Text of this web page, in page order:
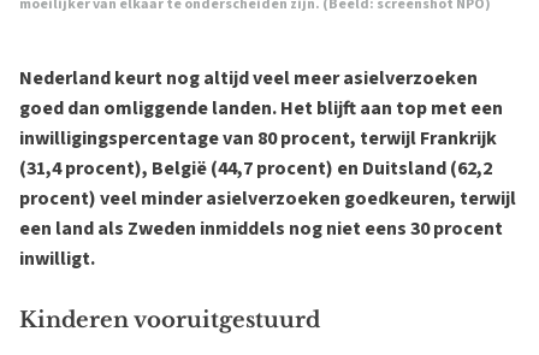
moeilijker van elkaar te onderscheiden zijn. (Beeld: screenshot NPO)
Nederland keurt nog altijd veel meer asielverzoeken
goed dan omliggende landen. Het blijft aan top met een
inwilligingspercentage van 80 procent, terwijl Frankrijk
(31,4 procent), België (44,7 procent) en Duitsland (62,2
procent) veel minder asielverzoeken goedkeuren, terwijl
een land als Zweden inmiddels nog niet eens 30 procent
inwilligt.
Kinderen vooruitgestuurd